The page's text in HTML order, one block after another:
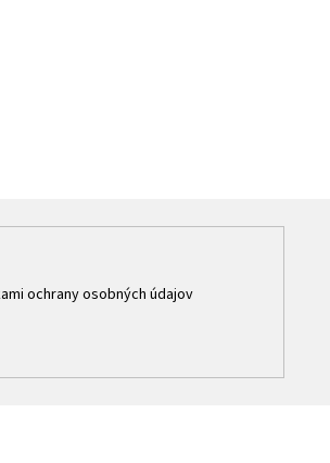
ochrany osobných údajov